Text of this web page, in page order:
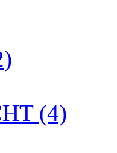
(4)